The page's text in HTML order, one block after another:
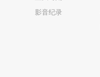
影音纪录